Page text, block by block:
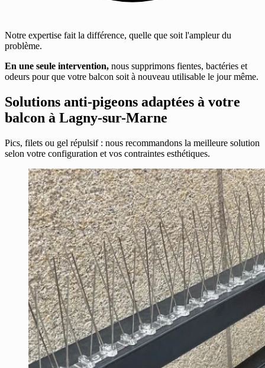
Notre expertise fait la différence, quelle que soit l'ampleur du
problème.
En une seule intervention, nous supprimons fientes, bactéries et
odeurs pour que votre balcon soit à nouveau utilisable le jour même.
Solutions anti-pigeons adaptées à votre
balcon à Lagny-sur-Marne
Pics, filets ou gel répulsif : nous recommandons la meilleure solution
selon votre configuration et vos contraintes esthétiques.